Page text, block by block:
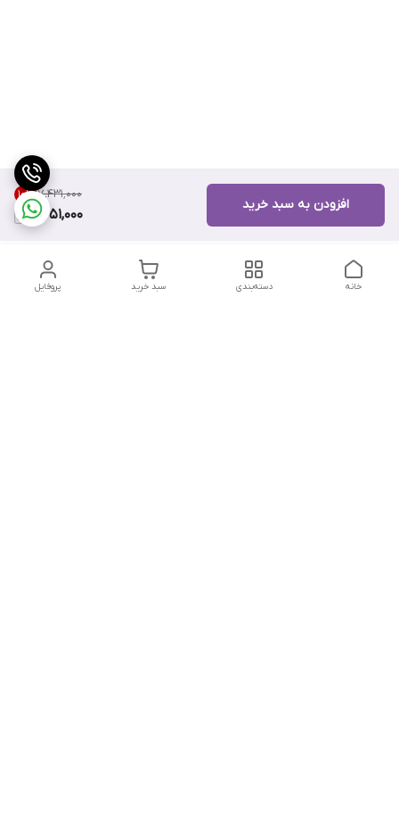
۷٬۴۳۱٬۰۰۰ 10%
6,651,000
افزودن به سبد خرید
پروفایل سبد خرید دسته‌بندی خانه